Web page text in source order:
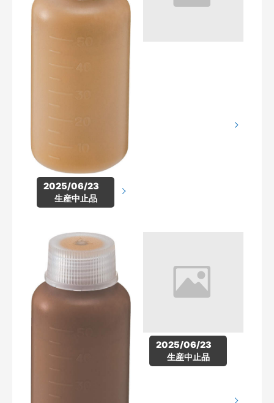
2025/06/23
生産中止品
2025/06/23
生産中止品